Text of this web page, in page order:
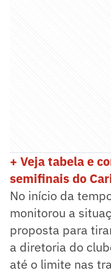
+ Veja tabela e
semifinais do
No início da
monitorou a
proposta para
a diretoria do
até o limite nas